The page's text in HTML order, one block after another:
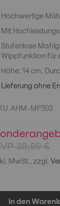
Hochwertige
Mit
Stufenlose
Wippfunktion für
Höhe: 14 cm,
Lieferung ohne
AHM-MP302
MwSt., zzgl.
In den